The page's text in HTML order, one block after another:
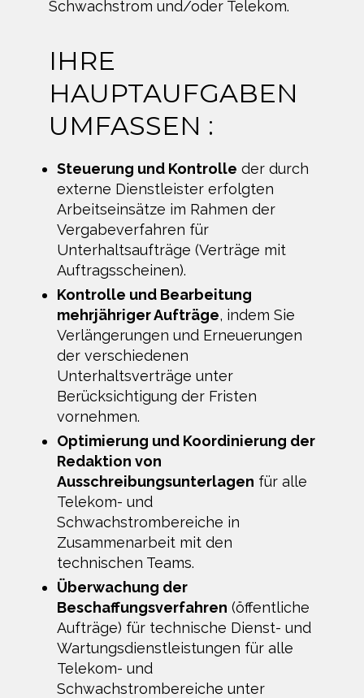
Schwachstrom und/oder Telekom.
IHRE
HAUPTAUFGABEN
UMFASSEN :
Steuerung und Kontrolle der durch
externe Dienstleister erfolgten
Arbeitseinsätze im Rahmen der
Vergabeverfahren für
Unterhaltsaufträge (Verträge mit
Auftragsscheinen).
Kontrolle und Bearbeitung
mehrjähriger Aufträge, indem Sie
Verlängerungen und Erneuerungen
der verschiedenen
Unterhaltsverträge unter
Berücksichtigung der Fristen
vornehmen.
Optimierung und Koordinierung der
Redaktion von
Ausschreibungsunterlagen für alle
Telekom- und
Schwachstrombereiche in
Zusammenarbeit mit den
technischen Teams.
Überwachung der
Beschaffungsverfahren (öffentliche
Aufträge) für technische Dienst- und
Wartungsdienstleistungen für alle
Telekom- und
Schwachstrombereiche unter